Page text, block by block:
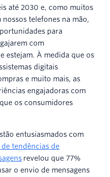
até 2030 e, como muitos
telefones na mão,
para
com
estejam. À medida que os
digitais
e muito mais, as
engajadoras com
os consumidores
entusiasmados com
de tendências de
revelou que 77%
o envio de mensagens